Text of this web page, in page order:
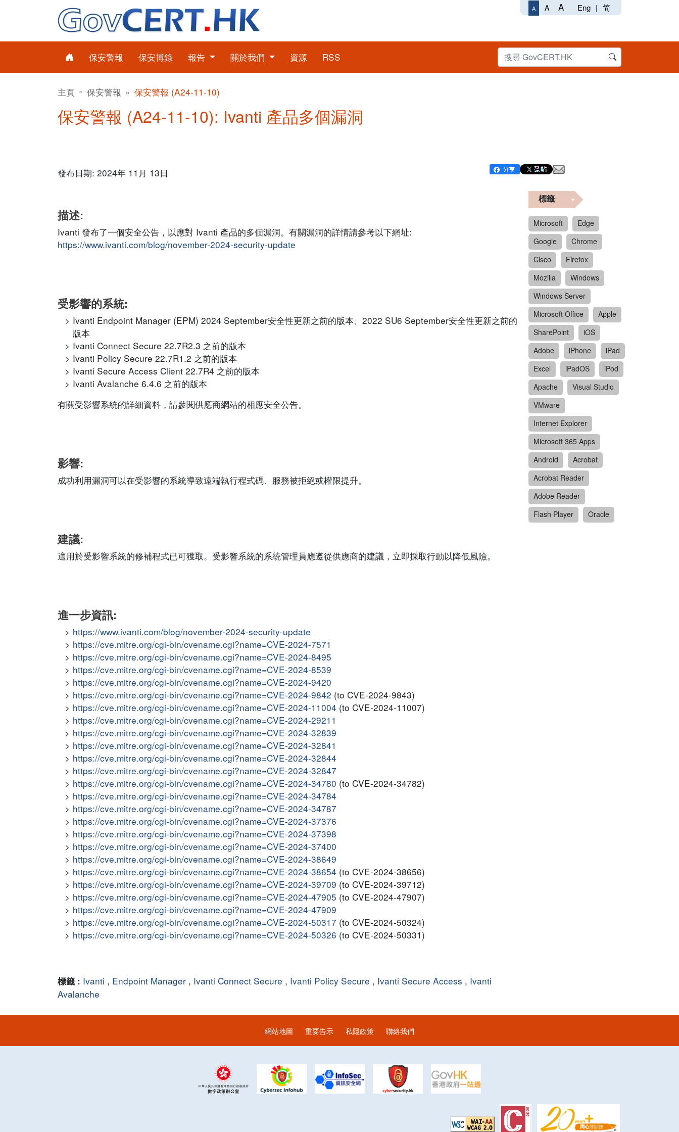
A A A Eng | 简
保安警報 保安博錄 報告 關於我們 資源 RSS
主頁 保安警報 保安警報 (A24-11-10)
保安警報 (A24-11-10): Ivanti 產品多個漏洞
發布日期: 2024年 11月 13日
描述:
Ivanti 發布了一個安全公告，以應對 Ivanti 產品的多個漏洞。有關漏洞的詳情請參考以下網址:
https://www.ivanti.com/blog/november-2024-security-update
受影響的系統:
Ivanti Endpoint Manager (EPM) 2024 September安全性更新之前的版本、2022 SU6 September安全性更新之前的
版本
Ivanti Connect Secure 22.7R2.3 之前的版本
Ivanti Policy Secure 22.7R1.2 之前的版本
Ivanti Secure Access Client 22.7R4 之前的版本
Ivanti Avalanche 6.4.6 之前的版本
有關受影響系統的詳細資料，請參閱供應商網站的相應安全公告。
影響:
成功利用漏洞可以在受影響的系統導致遠端執行程式碼、服務被拒絕或權限提升。
建議:
適用於受影響系統的修補程式已可獲取。受影響系統的系統管理員應遵從供應商的建議，立即採取行動以降低風險。
進一步資訊:
https://www.ivanti.com/blog/november-2024-security-update
https://cve.mitre.org/cgi-bin/cvename.cgi?name=CVE-2024-7571
https://cve.mitre.org/cgi-bin/cvename.cgi?name=CVE-2024-8495
https://cve.mitre.org/cgi-bin/cvename.cgi?name=CVE-2024-8539
https://cve.mitre.org/cgi-bin/cvename.cgi?name=CVE-2024-9420
https://cve.mitre.org/cgi-bin/cvename.cgi?name=CVE-2024-9842 (to CVE-2024-9843)
https://cve.mitre.org/cgi-bin/cvename.cgi?name=CVE-2024-11004 (to CVE-2024-11007)
https://cve.mitre.org/cgi-bin/cvename.cgi?name=CVE-2024-29211
https://cve.mitre.org/cgi-bin/cvename.cgi?name=CVE-2024-32839
https://cve.mitre.org/cgi-bin/cvename.cgi?name=CVE-2024-32841
https://cve.mitre.org/cgi-bin/cvename.cgi?name=CVE-2024-32844
https://cve.mitre.org/cgi-bin/cvename.cgi?name=CVE-2024-32847
https://cve.mitre.org/cgi-bin/cvename.cgi?name=CVE-2024-34780 (to CVE-2024-34782)
https://cve.mitre.org/cgi-bin/cvename.cgi?name=CVE-2024-34784
https://cve.mitre.org/cgi-bin/cvename.cgi?name=CVE-2024-34787
https://cve.mitre.org/cgi-bin/cvename.cgi?name=CVE-2024-37376
https://cve.mitre.org/cgi-bin/cvename.cgi?name=CVE-2024-37398
https://cve.mitre.org/cgi-bin/cvename.cgi?name=CVE-2024-37400
https://cve.mitre.org/cgi-bin/cvename.cgi?name=CVE-2024-38649
https://cve.mitre.org/cgi-bin/cvename.cgi?name=CVE-2024-38654 (to CVE-2024-38656)
https://cve.mitre.org/cgi-bin/cvename.cgi?name=CVE-2024-39709 (to CVE-2024-39712)
https://cve.mitre.org/cgi-bin/cvename.cgi?name=CVE-2024-47905 (to CVE-2024-47907)
https://cve.mitre.org/cgi-bin/cvename.cgi?name=CVE-2024-47909
https://cve.mitre.org/cgi-bin/cvename.cgi?name=CVE-2024-50317 (to CVE-2024-50324)
https://cve.mitre.org/cgi-bin/cvename.cgi?name=CVE-2024-50326 (to CVE-2024-50331)
標籤 : Ivanti , Endpoint Manager , Ivanti Connect Secure , Ivanti Policy Secure , Ivanti Secure Access , Ivanti
Avalanche
標籤
Microsoft
Edge
Google
Chrome
Cisco
Firefox
Mozilla
Windows
Windows Server
Microsoft Office
Apple
SharePoint
iOS
Adobe
iPhone
iPad
Excel
iPadOS
iPod
Apache
Visual Studio
VMware
Internet Explorer
Microsoft 365 Apps
Android
Acrobat
Acrobat Reader
Adobe Reader
Flash Player
Oracle
網站地圖 重要告示 私隱政策 聯絡我們